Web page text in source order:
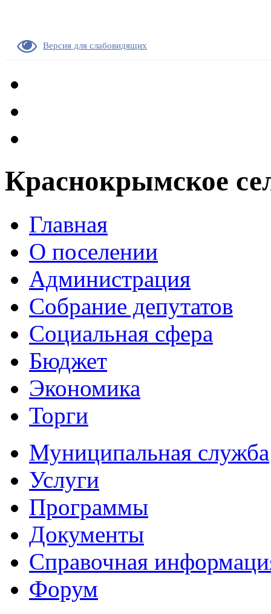
Версия для слабовидящих
Краснокрымское
Главная
О поселении
Администрация
Собрание депутатов
Социальная сфера
Бюджет
Экономика
Торги
Муниципальная служба
Услуги
Программы
Документы
Справочная
Форум